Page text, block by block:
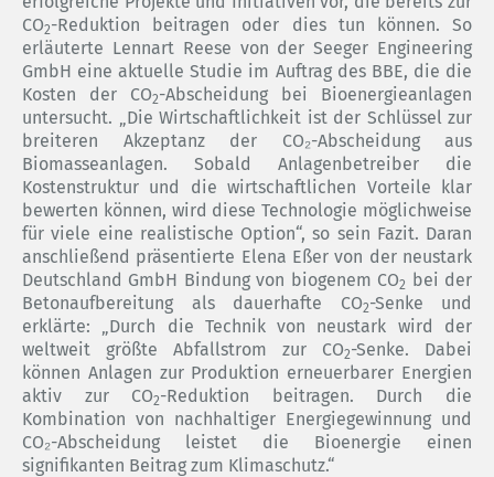
CO2-Reduktion beitragen oder dies tun können. So
erläuterte Lennart Reese von der Seeger Engineering
GmbH eine aktuelle Studie im Auftrag des BBE, die die
Kosten der CO2-Abscheidung bei Bioenergieanlagen
untersucht. „Die Wirtschaftlichkeit ist der Schlüssel zur
breiteren Akzeptanz der CO₂-Abscheidung aus
Biomasseanlagen. Sobald Anlagenbetreiber die
Kostenstruktur und die wirtschaftlichen Vorteile klar
bewerten können, wird diese Technologie möglichweise
für viele eine realistische Option“, so sein Fazit. Daran
anschließend präsentierte Elena Eßer von der neustark
Deutschland GmbH Bindung von biogenem CO2 bei der
Betonaufbereitung als dauerhafte CO2-Senke und
erklärte: „Durch die Technik von neustark wird der
weltweit größte Abfallstrom zur CO2-Senke. Dabei
können Anlagen zur Produktion erneuerbarer Energien
aktiv zur CO2-Reduktion beitragen. Durch die
Kombination von nachhaltiger Energiegewinnung und
CO₂-Abscheidung leistet die Bioenergie einen
signifikanten Beitrag zum Klimaschutz.“